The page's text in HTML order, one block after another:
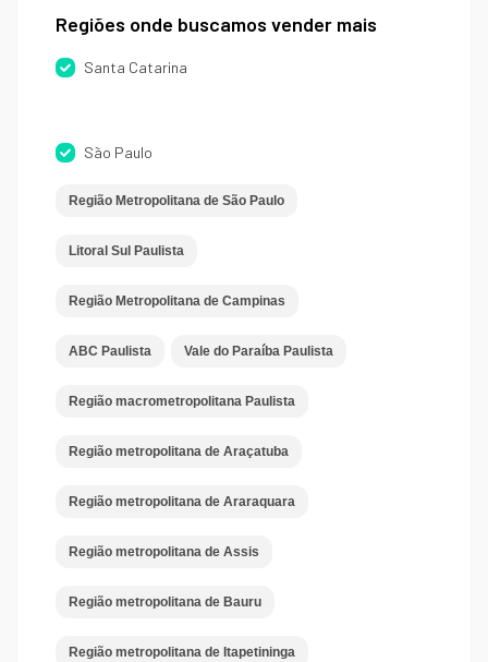
Regiões onde buscamos vender mais
Santa Catarina
São Paulo
Região Metropolitana de São Paulo
Litoral Sul Paulista
Região Metropolitana de Campinas
ABC Paulista Vale do Paraíba Paulista
Região macrometropolitana Paulista
Região metropolitana de Araçatuba
Região metropolitana de Araraquara
Região metropolitana de Assis
Região metropolitana de Bauru
Região metropolitana de Itapetininga